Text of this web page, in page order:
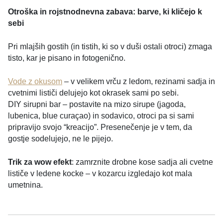
Otroška in rojstnodnevna zabava: barve, ki kličejo k
sebi
Pri mlajših gostih (in tistih, ki so v duši ostali otroci) zmaga
tisto, kar je pisano in fotogenično.
Vode z okusom – v velikem vrču z ledom, rezinami sadja in
cvetnimi lističi delujejo kot okrasek sami po sebi.
DIY sirupni bar – postavite na mizo sirupe (jagoda,
lubenica, blue curaçao) in sodavico, otroci pa si sami
pripravijo svojo “kreacijo”. Presenečenje je v tem, da
gostje sodelujejo, ne le pijejo.
Trik za wow efekt: zamrznite drobne kose sadja ali cvetne
lističe v ledene kocke – v kozarcu izgledajo kot mala
umetnina.